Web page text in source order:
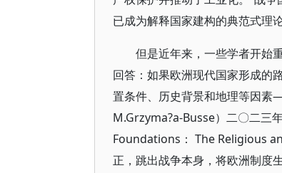
已成为解释国家建构的典范式理论
但是近年来，一些学者开始
回答：如果欧洲现代国家形成
置条件、历史背景和地理等因素
M.Grzyma?a-Busse）二〇二三
Foundations： The Religious
正，跳出战争本身，将欧洲制度